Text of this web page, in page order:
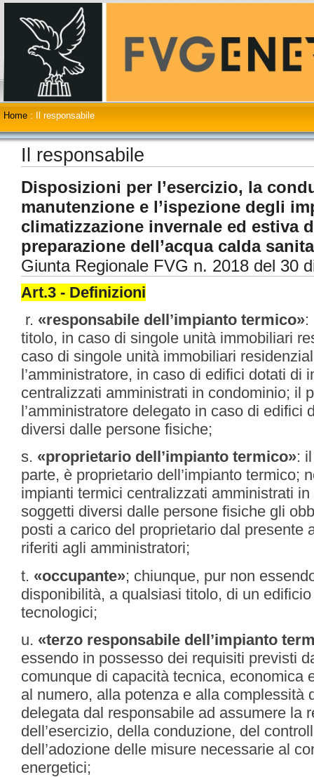
Home : Il responsabile
Il responsabile
Disposizioni per l’esercizio, la
manutenzione e l’ispezione degli
climatizzazione invernale ed estiva
preparazione dell’acqua calda
Giunta Regionale FVG n. 2018 del 30
Art.3 - Definizioni
r. «responsabile dell’impianto termico»:
titolo, in caso di singole unità immobiliari
caso di singole unità immobiliari
l’amministratore, in caso di edifici dotati di
centralizzati amministrati in condominio; il
l’amministratore delegato in caso di edifici
diversi dalle persone fisiche;
s. «proprietario dell’impianto termico»:
parte, è proprietario dell’impianto termico;
impianti termici centralizzati amministrati
soggetti diversi dalle persone fisiche gli
posti a carico del proprietario dal presente
riferiti agli amministratori;
t. «occupante»; chiunque, pur non
disponibilità, a qualsiasi titolo, di un
tecnologici;
u. «terzo responsabile dell’impianto
essendo in possesso dei requisiti previsti
comunque di capacità tecnica, economica
al numero, alla potenza e alla complessità
delegata dal responsabile ad assumere la
dell’esercizio, della conduzione, del
dell’adozione delle misure necessarie al
energetici;